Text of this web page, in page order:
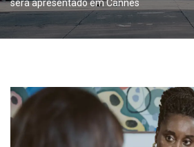
será apresentado em Cannes